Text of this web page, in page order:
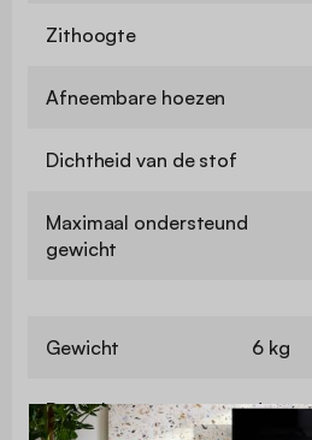
Zithoogte
Afneembare hoezen
Dichtheid van de stof
Maximaal ondersteund
gewicht
Gewicht 6 kg
Bevat hout Ja